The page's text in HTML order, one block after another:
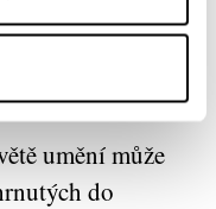
zvědavost v
pak je
umění může
do